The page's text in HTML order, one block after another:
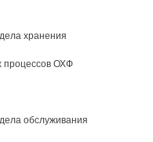
хранения
процессов ОХФ
обслуживания